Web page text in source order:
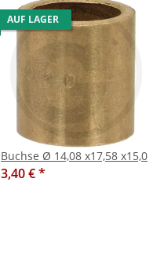
AUF LAGER
Buchse Ø 14,08 x17,58 x15,0
3,40 €*